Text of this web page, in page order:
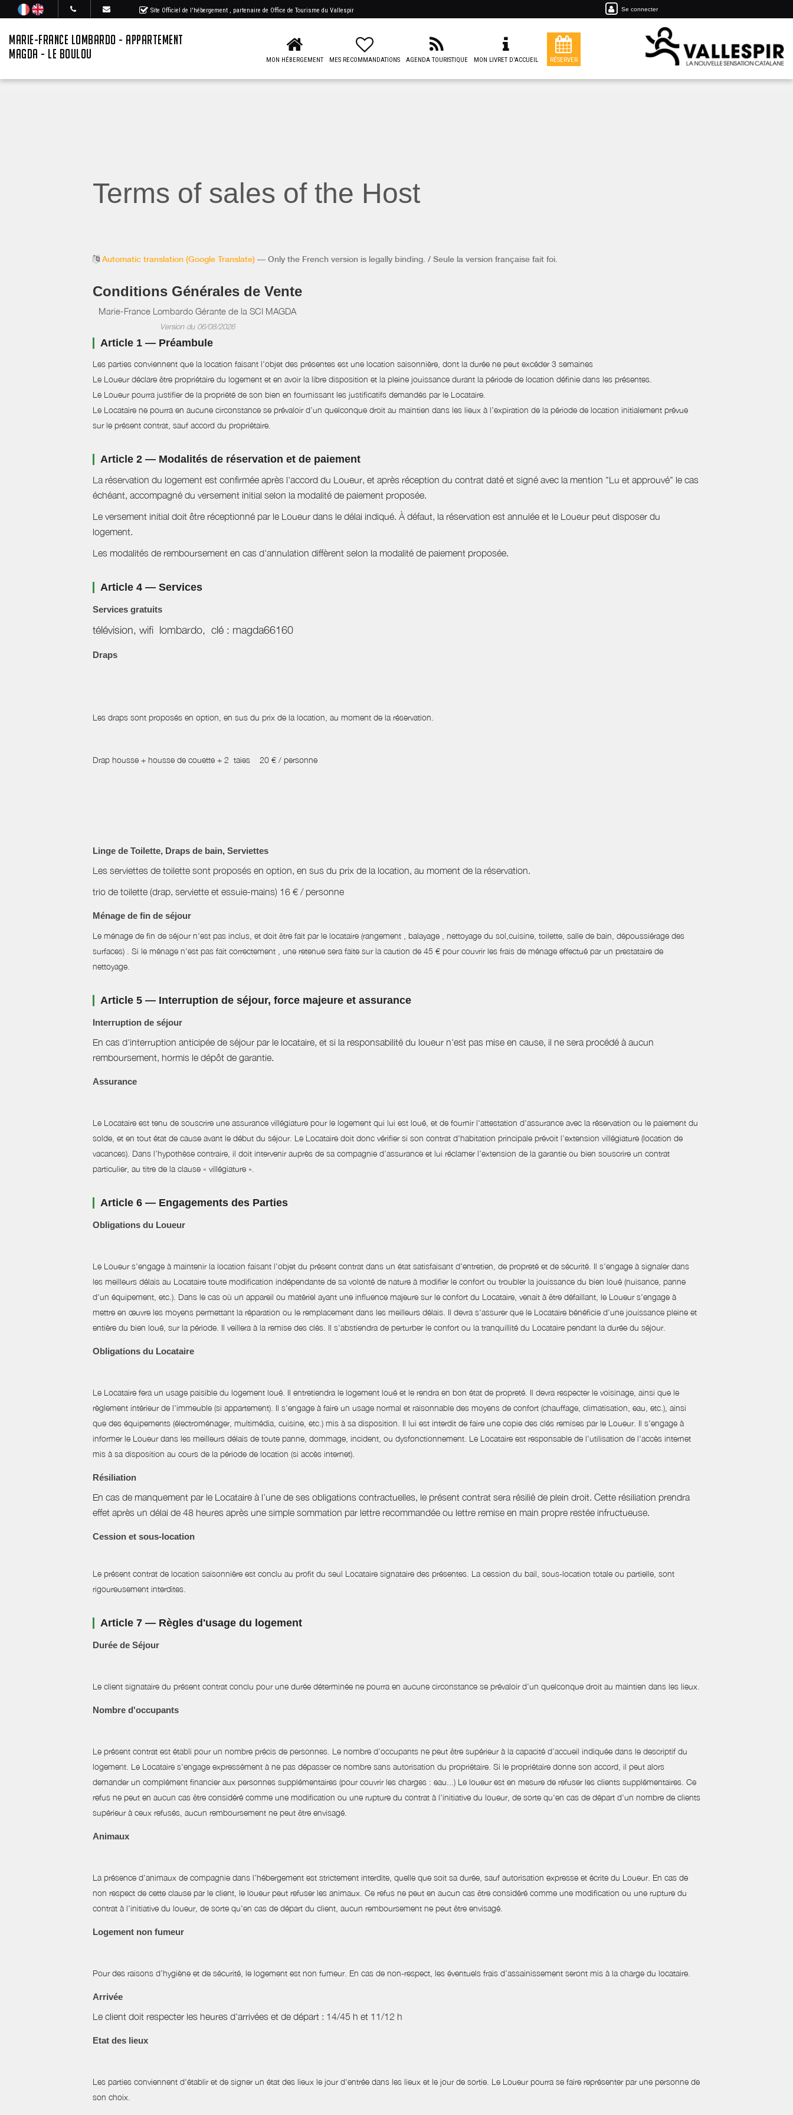
Site Officiel de l'hébergement , partenaire de Office de Tourisme du Vallespir Se connecter
MARIE-FRANCE LOMBARDO - APPARTEMENT
MAGDA - LE BOULOU
MON HÉBERGEMENT MES RECOMMANDATIONS AGENDA TOURISTIQUE MON LIVRET D'ACCUEIL RÉSERVER
Terms of sales of the Host
Automatic translation (Google Translate) — Only the French version is legally binding. / Seule la version française fait foi.
Conditions Générales de Vente
Marie-France Lombardo Gérante de la SCI MAGDA
Version du 06/08/2026
Article 1 — Préambule
Les parties conviennent que la location faisant l'objet des présentes est une location saisonnière, dont la durée ne peut excéder 3 semaines
Le Loueur déclare être propriétaire du logement et en avoir la libre disposition et la pleine jouissance durant la période de location définie dans les présentes.
Le Loueur pourra justifier de la propriété de son bien en fournissant les justificatifs demandés par le Locataire.
Le Locataire ne pourra en aucune circonstance se prévaloir d’un quelconque droit au maintien dans les lieux à l’expiration de la période de location initialement prévue
sur le présent contrat, sauf accord du propriétaire.
Article 2 — Modalités de réservation et de paiement
La réservation du logement est confirmée après l'accord du Loueur, et après réception du contrat daté et signé avec la mention "Lu et approuvé" le cas
échéant, accompagné du versement initial selon la modalité de paiement proposée.
Le versement initial doit être réceptionné par le Loueur dans le délai indiqué. À défaut, la réservation est annulée et le Loueur peut disposer du
logement.
Les modalités de remboursement en cas d'annulation diffèrent selon la modalité de paiement proposée.
Article 4 — Services
Services gratuits
télévision, wifi lombardo, clé : magda66160
Draps
Les draps sont proposés en option, en sus du prix de la location, au moment de la réservation.
Drap housse + housse de couette + 2 taies 20 € / personne
Linge de Toilette, Draps de bain, Serviettes
Les serviettes de toilette sont proposés en option, en sus du prix de la location, au moment de la réservation.
trio de toilette (drap, serviette et essuie-mains) 16 € / personne
Ménage de fin de séjour
Le ménage de fin de séjour n'est pas inclus, et doit être fait par le locataire (rangement , balayage , nettoyage du sol,cuisine, toilette, salle de bain, dépoussiérage des
surfaces) . Si le ménage n'est pas fait correctement , une retenue sera faite sur la caution de 45 € pour couvrir les frais de ménage effectué par un prestataire de
nettoyage.
Article 5 — Interruption de séjour, force majeure et assurance
Interruption de séjour
En cas d'interruption anticipée de séjour par le locataire, et si la responsabilité du loueur n'est pas mise en cause, il ne sera procédé à aucun
remboursement, hormis le dépôt de garantie.
Assurance
Le Locataire est tenu de souscrire une assurance villégiature pour le logement qui lui est loué, et de fournir l'attestation d'assurance avec la réservation ou le paiement du
solde, et en tout état de cause avant le début du séjour. Le Locataire doit donc vérifier si son contrat d'habitation principale prévoit l’extension villégiature (location de
vacances). Dans l’hypothèse contraire, il doit intervenir auprès de sa compagnie d’assurance et lui réclamer l’extension de la garantie ou bien souscrire un contrat
particulier, au titre de la clause « villégiature ».
Article 6 — Engagements des Parties
Obligations du Loueur
Le Loueur s'engage à maintenir la location faisant l'objet du présent contrat dans un état satisfaisant d'entretien, de propreté et de sécurité. Il s'engage à signaler dans
les meilleurs délais au Locataire toute modification indépendante de sa volonté de nature à modifier le confort ou troubler la jouissance du bien loué (nuisance, panne
d'un équipement, etc.). Dans le cas où un appareil ou matériel ayant une influence majeure sur le confort du Locataire, venait à être défaillant, le Loueur s'engage à
mettre en œuvre les moyens permettant la réparation ou le remplacement dans les meilleurs délais. Il devra s'assurer que le Locataire bénéficie d'une jouissance pleine et
entière du bien loué, sur la période. Il veillera à la remise des clés. Il s'abstiendra de perturber le confort ou la tranquillité du Locataire pendant la durée du séjour.
Obligations du Locataire
Le Locataire fera un usage paisible du logement loué. Il entretiendra le logement loué et le rendra en bon état de propreté. Il devra respecter le voisinage, ainsi que le
règlement intérieur de l'immeuble (si appartement). Il s'engage à faire un usage normal et raisonnable des moyens de confort (chauffage, climatisation, eau, etc.), ainsi
que des équipements (électroménager, multimédia, cuisine, etc.) mis à sa disposition. Il lui est interdit de faire une copie des clés remises par le Loueur. Il s'engage à
informer le Loueur dans les meilleurs délais de toute panne, dommage, incident, ou dysfonctionnement. Le Locataire est responsable de l'utilisation de l'accès internet
mis à sa disposition au cours de la période de location (si accès internet).
Résiliation
En cas de manquement par le Locataire à l’une de ses obligations contractuelles, le présent contrat sera résilié de plein droit. Cette résiliation prendra
effet après un délai de 48 heures après une simple sommation par lettre recommandée ou lettre remise en main propre restée infructueuse.
Cession et sous-location
Le présent contrat de location saisonnière est conclu au profit du seul Locataire signataire des présentes. La cession du bail, sous-location totale ou partielle, sont
rigoureusement interdites.
Article 7 — Règles d'usage du logement
Durée de Séjour
Le client signataire du présent contrat conclu pour une durée déterminée ne pourra en aucune circonstance se prévaloir d'un quelconque droit au maintien dans les lieux.
Nombre d'occupants
Le présent contrat est établi pour un nombre précis de personnes. Le nombre d’occupants ne peut être supérieur à la capacité d’accueil indiquée dans le descriptif du
logement. Le Locataire s'engage expressément à ne pas dépasser ce nombre sans autorisation du propriétaire. Si le propriétaire donne son accord, il peut alors
demander un complément financier aux personnes supplémentaires (pour couvrir les charges : eau...) Le loueur est en mesure de refuser les clients supplémentaires. Ce
refus ne peut en aucun cas être considéré comme une modification ou une rupture du contrat à l'initiative du loueur, de sorte qu'en cas de départ d'un nombre de clients
supérieur à ceux refusés, aucun remboursement ne peut être envisagé.
Animaux
La présence d'animaux de compagnie dans l’hébergement est strictement interdite, quelle que soit sa durée, sauf autorisation expresse et écrite du Loueur. En cas de
non respect de cette clause par le client, le loueur peut refuser les animaux. Ce refus ne peut en aucun cas être considéré comme une modification ou une rupture du
contrat à l'initiative du loueur, de sorte qu'en cas de départ du client, aucun remboursement ne peut être envisagé.
Logement non fumeur
Pour des raisons d’hygiène et de sécurité, le logement est non fumeur. En cas de non-respect, les éventuels frais d’assainissement seront mis à la charge du locataire.
Arrivée
Le client doit respecter les heures d'arrivées et de départ : 14/45 h et 11/12 h
Etat des lieux
Les parties conviennent d'établir et de signer un état des lieux le jour d'entrée dans les lieux et le jour de sortie. Le Loueur pourra se faire représenter par une personne de
son choix.